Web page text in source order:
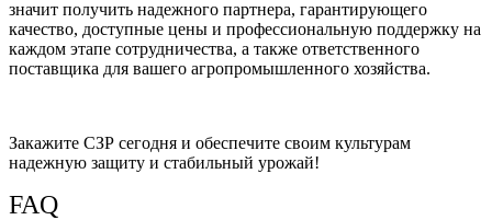
значит получить надежного партнера, гарантирующего
качество, доступные цены и профессиональную поддержку на
каждом этапе сотрудничества, а также ответственного
поставщика для вашего агропромышленного хозяйства.
Закажите СЗР сегодня и обеспечите своим культурам
надежную защиту и стабильный урожай!
FAQ